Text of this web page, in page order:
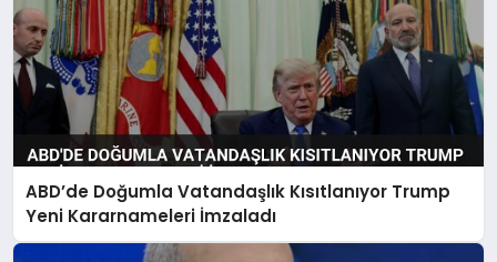
ABD’de Doğumla Vatandaşlık Kısıtlanıyor Trump
Yeni Kararnameleri İmzaladı